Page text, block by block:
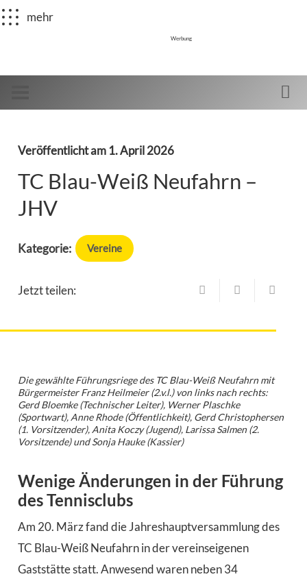
mehr
Werbung
Veröffentlicht am 1. April 2026
TC Blau-Weiß Neufahrn –
JHV
Kategorie: Vereine
Jetzt teilen:
Die gewählte Führungsriege des TC Blau-Weiß Neufahrn mit
Bürgermeister Franz Heilmeier (2.v.l.) von links nach rechts:
Gerd Bloemke (Technischer Leiter), Werner Plaschke
(Sportwart), Anne Rhode (Öffentlichkeit), Gerd Christophersen
(1. Vorsitzender), Anita Koczy (Jugend), Larissa Salmen (2.
Vorsitzende) und Sonja Hauke (Kassier)
Wenige Änderungen in der Führung
des Tennisclubs
Am 20. März fand die Jahreshauptversammlung des
TC Blau-Weiß Neufahrn in der vereinseigenen
Gaststätte statt. Anwesend waren neben 34